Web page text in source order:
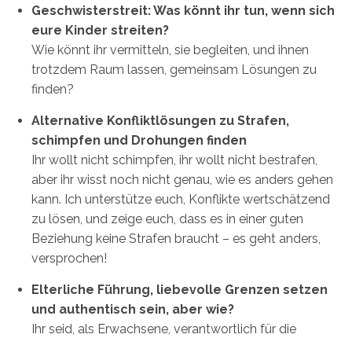
Geschwisterstreit: Was könnt ihr tun, wenn sich
eure Kinder streiten?
Wie könnt ihr vermitteln, sie begleiten, und ihnen
trotzdem Raum lassen, gemeinsam Lösungen zu
finden?
Alternative Konfliktlösungen zu Strafen,
schimpfen und Drohungen finden
Ihr wollt nicht schimpfen, ihr wollt nicht bestrafen,
aber ihr wisst noch nicht genau, wie es anders gehen
kann. Ich unterstütze euch, Konflikte wertschätzend
zu lösen, und zeige euch, dass es in einer guten
Beziehung keine Strafen braucht – es geht anders,
versprochen!
Elterliche Führung, liebevolle Grenzen setzen
und authentisch sein, aber wie?
Ihr seid, als Erwachsene, verantwortlich für die